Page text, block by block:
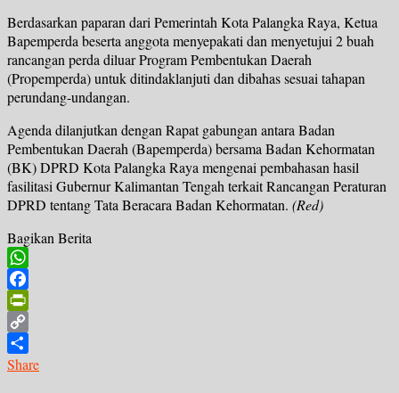
Berdasarkan paparan dari Pemerintah Kota Palangka Raya, Ketua
Bapemperda beserta anggota menyepakati dan menyetujui 2 buah
rancangan perda diluar Program Pembentukan Daerah
(Propemperda) untuk ditindaklanjuti dan dibahas sesuai tahapan
perundang-undangan.
Agenda dilanjutkan dengan Rapat gabungan antara Badan
Pembentukan Daerah (Bapemperda) bersama Badan Kehormatan
(BK) DPRD Kota Palangka Raya mengenai pembahasan hasil
fasilitasi Gubernur Kalimantan Tengah terkait Rancangan Peraturan
DPRD tentang Tata Beracara Badan Kehormatan. (Red)
Bagikan Berita
WhatsApp
Facebook
PrintFriendly
Copy
Link
Share